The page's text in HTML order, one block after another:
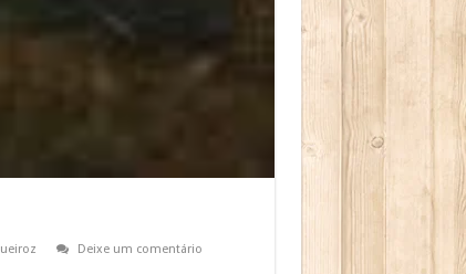
Deixe um comentário